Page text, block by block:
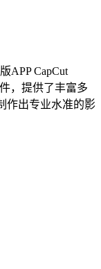
APP CapCut
，提供了丰富多
作出专业水准的影